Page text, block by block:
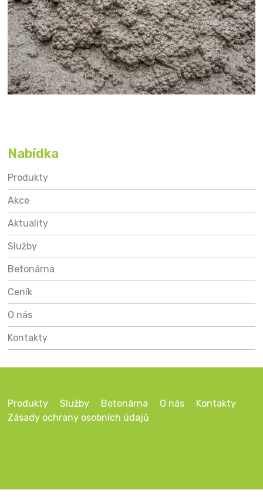
Nabídka
Produkty
Akce
Aktuality
Služby
Betonárna
Ceník
O nás
Kontakty
Produkty Služby Betonárna O nás
Kontakty
Zásady ochrany osobních údajů